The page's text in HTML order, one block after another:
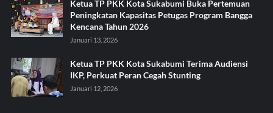
Ketua TP PKK Kota Sukabumi Buka Pertemuan
Peningkatan Kapasitas Petugas Program Bangga
Kencana Tahun 2026
Januari 13, 2026
Ketua TP PKK Kota Sukabumi Terima Audiensi
IKP, Perkuat Peran Cegah Stunting
Januari 12, 2026